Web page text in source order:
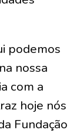
podemos
nossa
com a
hoje nós
Fundação